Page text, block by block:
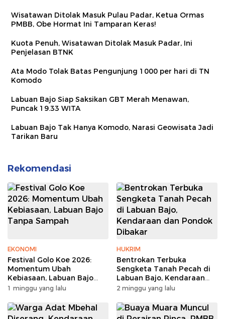
Wisatawan Ditolak Masuk Pulau Padar, Ketua Ormas
PMBB, Obe Hormat Ini Tamparan Keras!
Kuota Penuh, Wisatawan Ditolak Masuk Padar, Ini
Penjelasan BTNK
Ata Modo Tolak Batas Pengunjung 1000 per hari di TN
Komodo
Labuan Bajo Siap Saksikan GBT Merah Menawan,
Puncak 19.33 WITA
Labuan Bajo Tak Hanya Komodo, Narasi Geowisata Jadi
Tarikan Baru
Rekomendasi
EKONOMI
Festival Golo Koe 2026:
Momentum Ubah
Kebiasaan, Labuan Bajo
Tanpa Sampah
1 minggu yang lalu
HUKRIM
Bentrokan Terbuka
Sengketa Tanah Pecah di
Labuan Bajo, Kendaraan
dan Pondok Dibakar
2 minggu yang lalu